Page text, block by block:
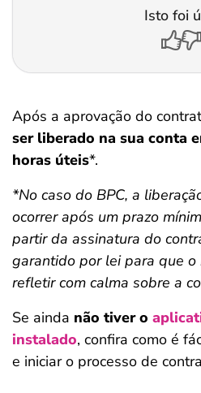
Isto foi
Após a aprovação do
ser liberado na sua conta
horas úteis*.
*No caso do BPC, a
ocorrer após um prazo
partir da assinatura do
garantido por lei para que o
refletir com calma sobre a
Se ainda não tiver o
instalado, confira como é
e iniciar o processo de